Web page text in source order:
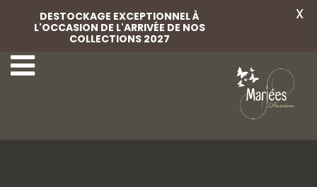
35 Jesus Peiro
DESTOCKAGE EXCEPTIONNEL À
L'OCCASION DE L'ARRIVÉE DE NOS
COLLECTIONS 2027
X